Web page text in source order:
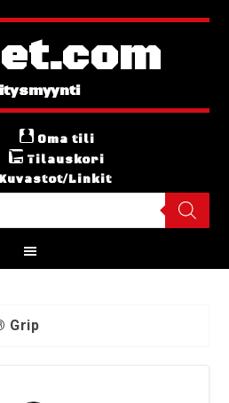
Oma tili
Tilauskori
Kuvastot/Linkit
Grip